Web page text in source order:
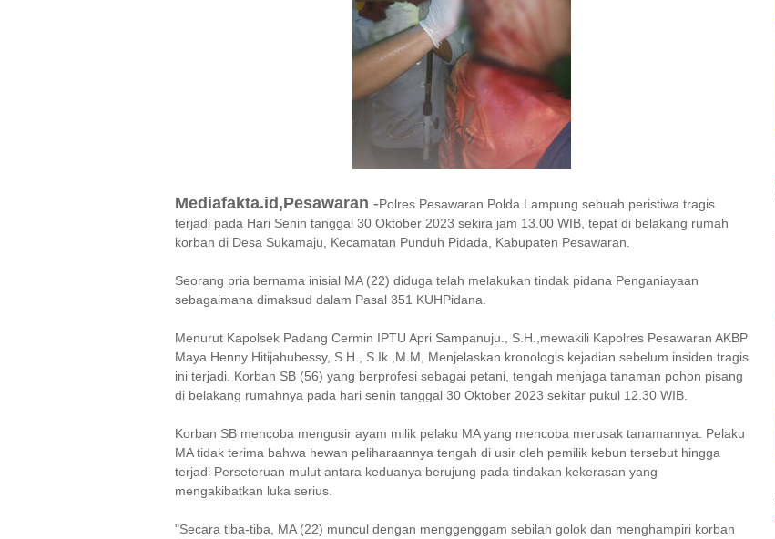
Mediafakta.id,Pesawaran -Polres Pesawaran Polda Lampung sebuah peristiwa tragis
terjadi pada Hari Senin tanggal 30 Oktober 2023 sekira jam 13.00 WIB, tepat di belakang rumah
korban di Desa Sukamaju, Kecamatan Punduh Pidada, Kabupaten Pesawaran.
Seorang pria bernama inisial MA (22) diduga telah melakukan tindak pidana Penganiayaan
sebagaimana dimaksud dalam Pasal 351 KUHPidana.
Menurut Kapolsek Padang Cermin IPTU Apri Sampanuju., S.H.,mewakili Kapolres Pesawaran AKBP
Maya Henny Hitijahubessy, S.H., S.Ik.,M.M, Menjelaskan kronologis kejadian sebelum insiden tragis
ini terjadi. Korban SB (56) yang berprofesi sebagai petani, tengah menjaga tanaman pohon pisang
di belakang rumahnya pada hari senin tanggal 30 Oktober 2023 sekitar pukul 12.30 WIB.
Korban SB mencoba mengusir ayam milik pelaku MA yang mencoba merusak tanamannya. Pelaku
MA tidak terima bahwa hewan peliharaannya tengah di usir oleh pemilik kebun tersebut hingga
terjadi Perseteruan mulut antara keduanya berujung pada tindakan kekerasan yang
mengakibatkan luka serius.
"Secara tiba-tiba, MA (22) muncul dengan menggenggam sebilah golok dan menghampiri korban